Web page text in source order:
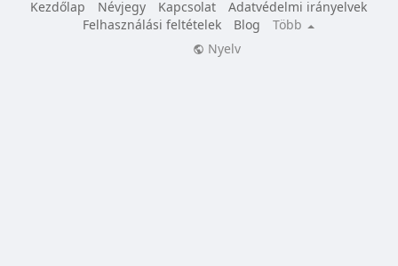
Kezdőlap
Névjegy Kapcsolat
Adatvédelmi irányelvek
Felhasználási feltételek
Blog
Több
Nyelv